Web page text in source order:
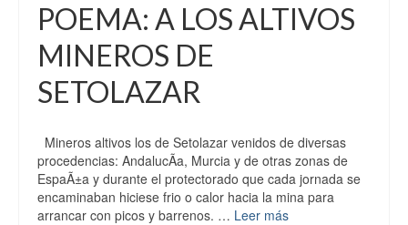
POEMA: A LOS ALTIVOS
MINEROS DE
SETOLAZAR
Mineros altivos los de Setolazar venidos de diversas
procedencias: AndalucÃ­a, Murcia y de otras zonas de
EspaÃ±a y durante el protectorado que cada jornada se
encaminaban hiciese frio o calor hacia la mina para
arrancar con picos y barrenos. … Leer más